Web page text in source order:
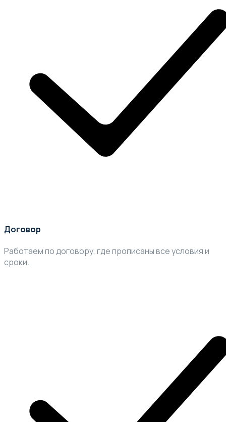
Договор
Работаем по договору, где прописаны все условия и
сроки.